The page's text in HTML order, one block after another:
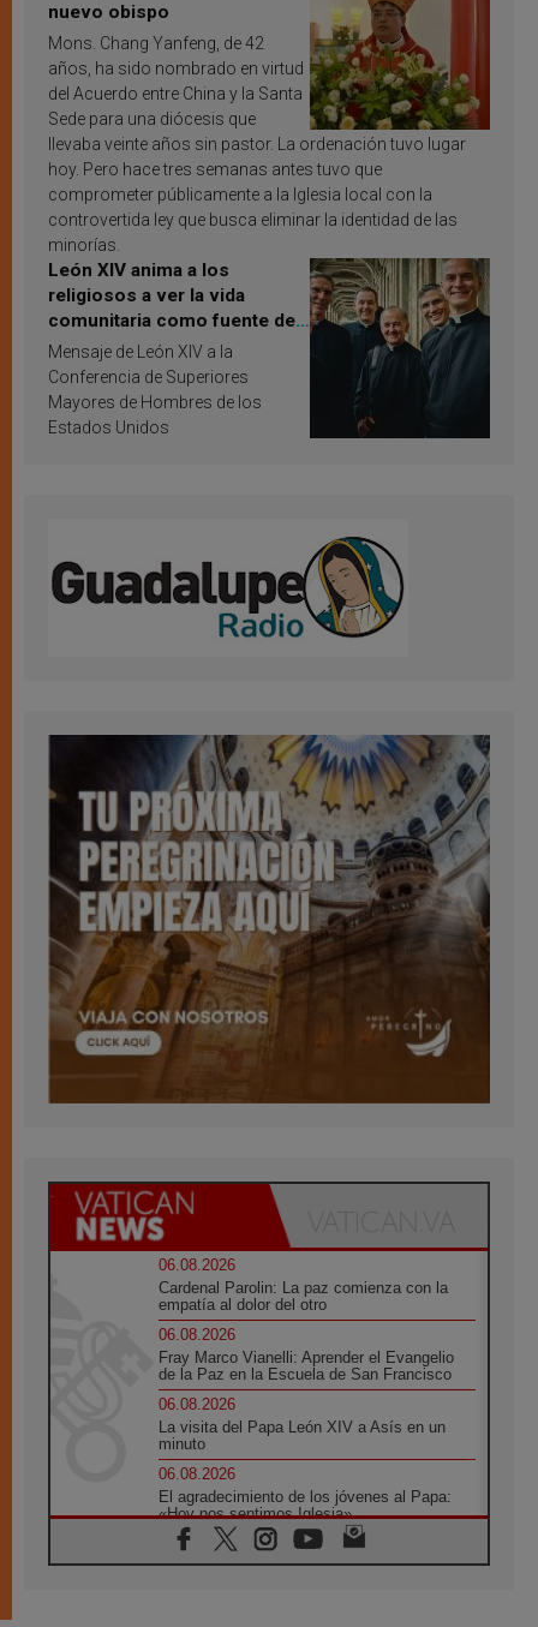
nuevo obispo
Mons. Chang Yanfeng, de 42
años, ha sido nombrado en virtud
del Acuerdo entre China y la Santa
Sede para una diócesis que
llevaba veinte años sin pastor. La ordenación tuvo lugar
hoy. Pero hace tres semanas antes tuvo que
comprometer públicamente a la Iglesia local con la
controvertida ley que busca eliminar la identidad de las
minorías.
León XIV anima a los
religiosos a ver la vida
comunitaria como fuente de
inspiración y santificación
Mensaje de León XIV a la
Conferencia de Superiores
Mayores de Hombres de los
Estados Unidos
06.08.2026
Cardenal Parolin: La paz comienza con la
empatía al dolor del otro
06.08.2026
Fray Marco Vianelli: Aprender el Evangelio
de la Paz en la Escuela de San Francisco
06.08.2026
La visita del Papa León XIV a Asís en un
minuto
06.08.2026
El agradecimiento de los jóvenes al Papa:
«Hoy nos sentimos Iglesia»
06.08.2026
Líbano: Reanudan los coloquios en Roma en